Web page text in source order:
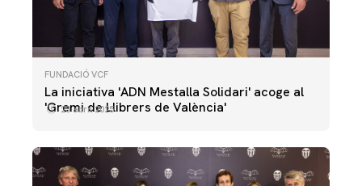
FUNDACIÓ VCF
La iniciativa 'ADN Mestalla Solidari' acoge al
'Gremi de Llibrers de València'
23 abril 2025